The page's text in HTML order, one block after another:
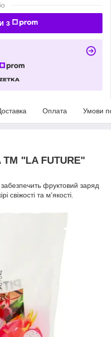
з
Оплата Умови
ТМ "LA FUTURE"
забезпечить фруктовий заряд
свіжості та м'якості.